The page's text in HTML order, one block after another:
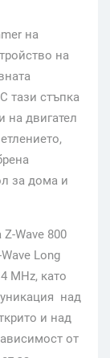
на
на
тази стъпка
на двигател
за дома и
Wave 800
Long
MHz, като
над
и над
от